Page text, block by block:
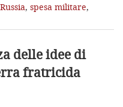
Russia, spesa militare,
delle idee di
fratricida